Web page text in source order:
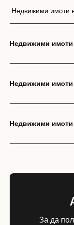
Недвижими имоти
Недвижими имоти
Недвижими
Недвижими имоти
За да